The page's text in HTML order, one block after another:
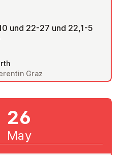
und 22-27 und 22,1-5
Graz
26
May